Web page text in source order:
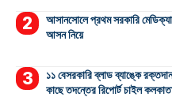
আসানসোলে প্রথম সরকারি
আসন নিয়ে
১১ বেসরকারি ব্লাড ব্যাঙ্কে রক্তদান
কাছে তদন্তের রিপোর্ট চাইল